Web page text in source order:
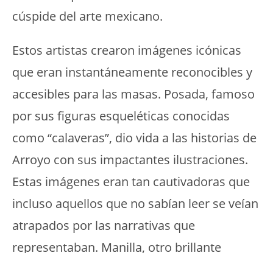
cúspide del arte mexicano.
Estos artistas crearon imágenes icónicas
que eran instantáneamente reconocibles y
accesibles para las masas. Posada, famoso
por sus figuras esqueléticas conocidas
como “calaveras”, dio vida a las historias de
Arroyo con sus impactantes ilustraciones.
Estas imágenes eran tan cautivadoras que
incluso aquellos que no sabían leer se veían
atrapados por las narrativas que
representaban. Manilla, otro brillante